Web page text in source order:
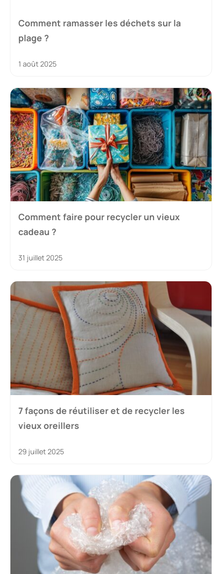
Comment ramasser les déchets sur la
plage ?
1 août 2025
Comment faire pour recycler un vieux
cadeau ?
31 juillet 2025
7 façons de réutiliser et de recycler les
vieux oreillers
29 juillet 2025